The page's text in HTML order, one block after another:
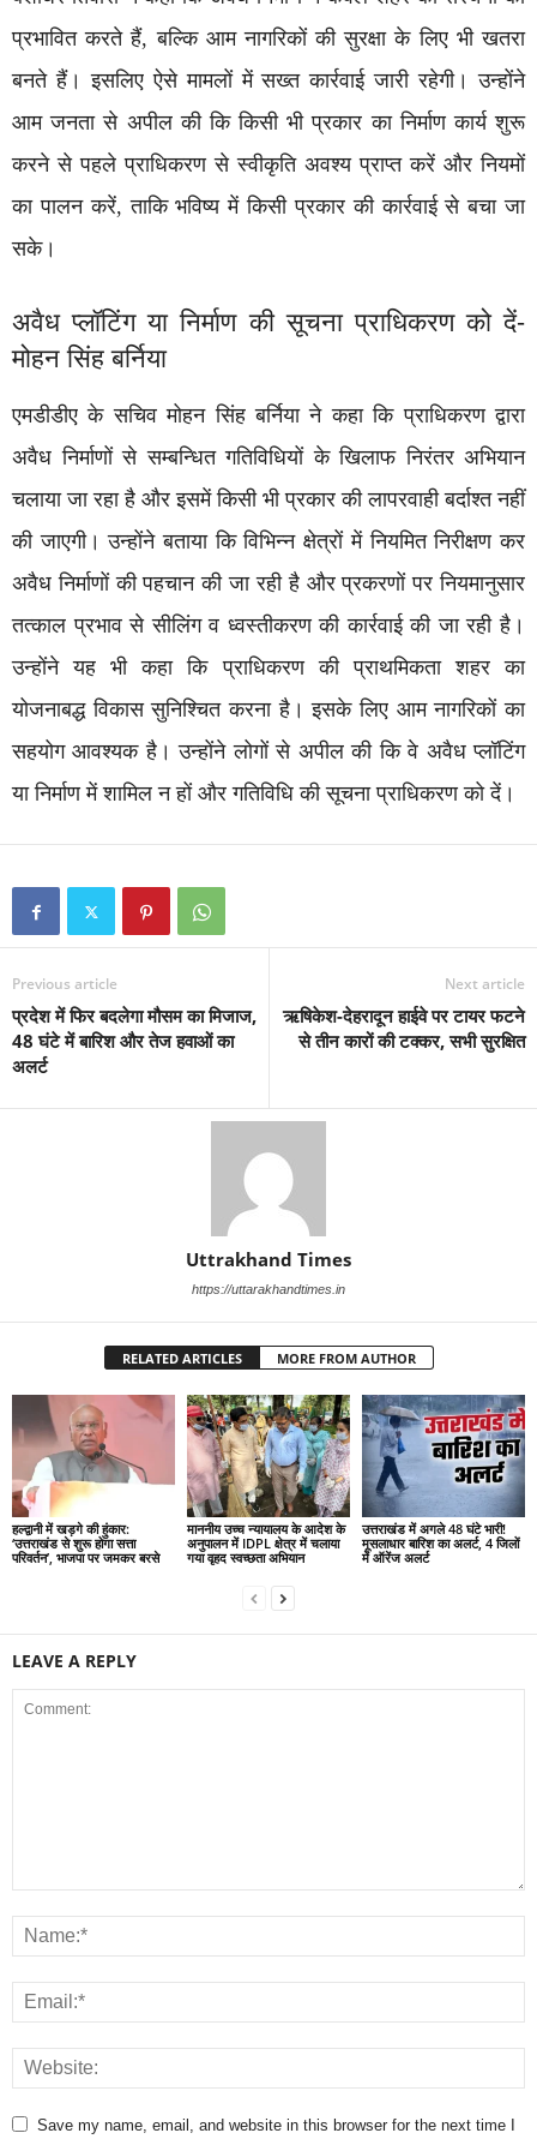
प्रभावित करते हैं, बल्कि आम नागरिकों की सुरक्षा के लिए भी खतरा
बनते हैं। इसलिए ऐसे मामलों में सख्त कार्रवाई जारी रहेगी। उन्होंने
आम जनता से अपील की कि किसी भी प्रकार का निर्माण कार्य शुरू
करने से पहले प्राधिकरण से स्वीकृति अवश्य प्राप्त करें और नियमों
का पालन करें, ताकि भविष्य में किसी प्रकार की कार्रवाई से बचा जा
सके।
अवैध प्लॉटिंग या निर्माण की सूचना प्राधिकरण को दें-
मोहन सिंह बर्निया
एमडीडीए के सचिव मोहन सिंह बर्निया ने कहा कि प्राधिकरण द्वारा
अवैध निर्माणों से सम्बन्धित गतिविधियों के खिलाफ निरंतर अभियान
चलाया जा रहा है और इसमें किसी भी प्रकार की लापरवाही बर्दाश्त नहीं
की जाएगी। उन्होंने बताया कि विभिन्न क्षेत्रों में नियमित निरीक्षण कर
अवैध निर्माणों की पहचान की जा रही है और प्रकरणों पर नियमानुसार
तत्काल प्रभाव से सीलिंग व ध्वस्तीकरण की कार्रवाई की जा रही है।
उन्होंने यह भी कहा कि प्राधिकरण की प्राथमिकता शहर का
योजनाबद्ध विकास सुनिश्चित करना है। इसके लिए आम नागरिकों का
सहयोग आवश्यक है। उन्होंने लोगों से अपील की कि वे अवैध प्लॉटिंग
या निर्माण में शामिल न हों और गतिविधि की सूचना प्राधिकरण को दें।
Previous article
प्रदेश में फिर बदलेगा मौसम का मिजाज,
48 घंटे में बारिश और तेज हवाओं का
अलर्ट
Next article
ऋषिकेश-देहरादून हाईवे पर टायर फटने
से तीन कारों की टक्कर, सभी सुरक्षित
Uttrakhand Times
https://uttarakhandtimes.in
RELATED ARTICLES MORE FROM AUTHOR
हल्द्वानी में खड़गे की हुंकार:
‘उत्तराखंड से शुरू होगा सत्ता
परिवर्तन’, भाजपा पर जमकर बरसे
माननीय उच्च न्यायालय के आदेश के
अनुपालन में IDPL क्षेत्र में चलाया
गया वृहद स्वच्छता अभियान
उत्तराखंड में अगले 48 घंटे भारी!
मूसलाधार बारिश का अलर्ट, 4 जिलों
में ऑरेंज अलर्ट
LEAVE A REPLY
Save my name, email, and website in this browser for the next time I